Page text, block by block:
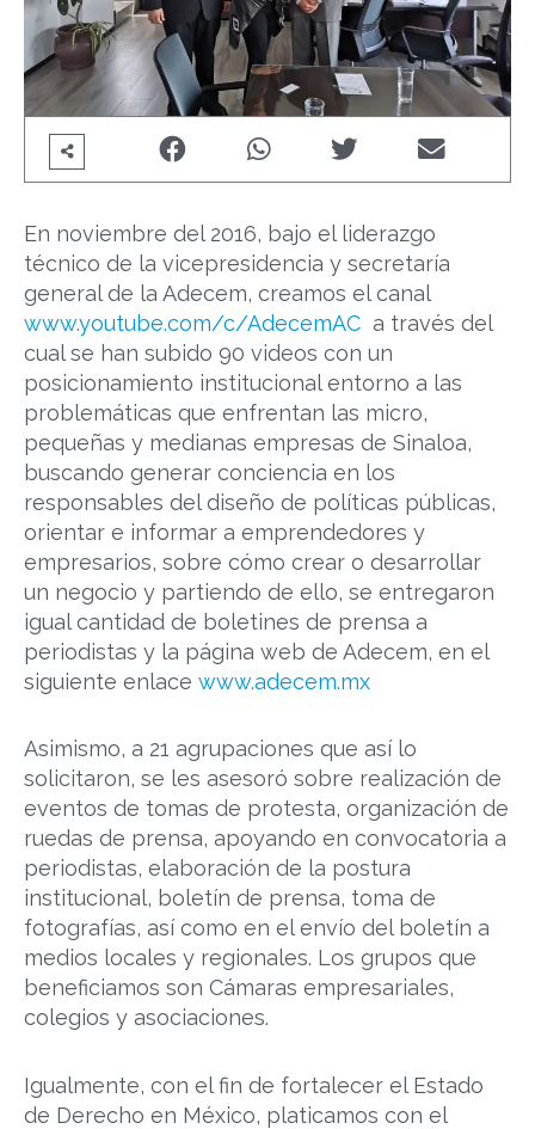
En noviembre del 2016, bajo el liderazgo
técnico de la vicepresidencia y secretaría
general de la Adecem, creamos el canal
www.youtube.com/c/AdecemAC a través del
cual se han subido 90 videos con un
posicionamiento institucional entorno a las
problemáticas que enfrentan las micro,
pequeñas y medianas empresas de Sinaloa,
buscando generar conciencia en los
responsables del diseño de políticas públicas,
orientar e informar a emprendedores y
empresarios, sobre cómo crear o desarrollar
un negocio y partiendo de ello, se entregaron
igual cantidad de boletines de prensa a
periodistas y la página web de Adecem, en el
siguiente enlace www.adecem.mx
Asimismo, a 21 agrupaciones que así lo
solicitaron, se les asesoró sobre realización de
eventos de tomas de protesta, organización de
ruedas de prensa, apoyando en convocatoria a
periodistas, elaboración de la postura
institucional, boletín de prensa, toma de
fotografías, así como en el envío del boletín a
medios locales y regionales. Los grupos que
beneficiamos son Cámaras empresariales,
colegios y asociaciones.
Igualmente, con el fin de fortalecer el Estado
de Derecho en México, platicamos con el